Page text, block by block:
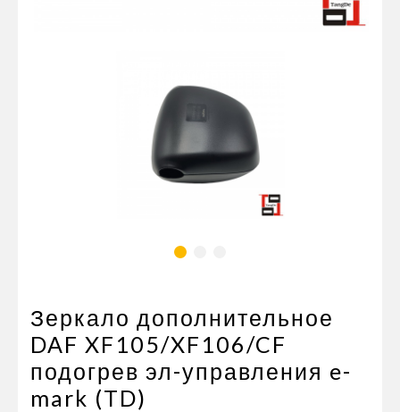
Автономное отопление и
кондиционировани
Стяжные ремни и тросы
Зеркало дополнительное
DAF XF105/XF106/CF
подогрев эл-управления e-
mark (TD)